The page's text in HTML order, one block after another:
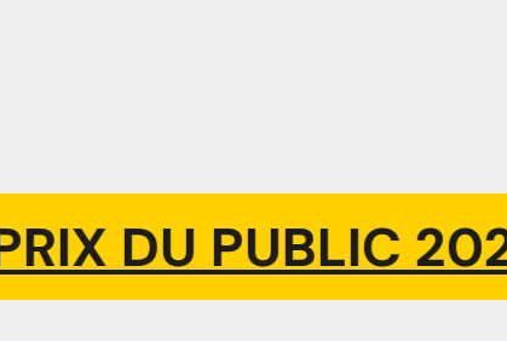
DU PUBLIC 2024